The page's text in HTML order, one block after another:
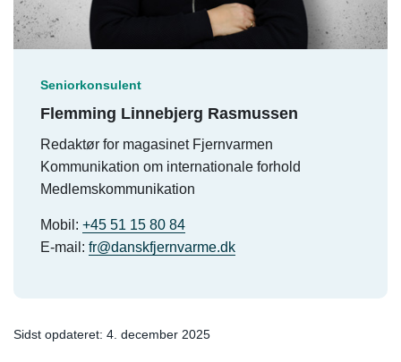
Seniorkonsulent
Flemming Linnebjerg Rasmussen
Redaktør for magasinet Fjernvarmen
Kommunikation om internationale forhold
Medlemskommunikation
Mobil: +45 51 15 80 84
E-mail: fr@danskfjernvarme.dk
Sidst opdateret: 4. december 2025